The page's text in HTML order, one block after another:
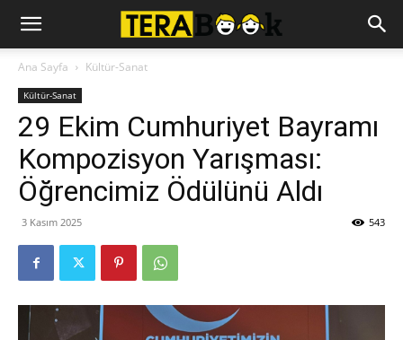
Ana Sayfa Kültür-Sanat
Kültür-Sanat
29 Ekim Cumhuriyet Bayramı
Kompozisyon Yarışması:
Öğrencimiz Ödülünü Aldı
3 Kasım 2025 543